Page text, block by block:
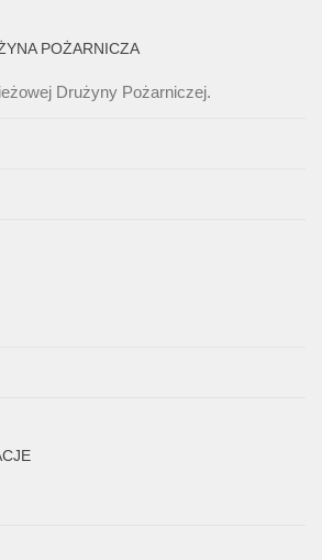
POŻARNICZA
Drużyny Pożarniczej.